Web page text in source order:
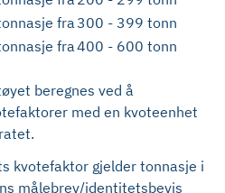
fra300 - 399 tonn
fra400 - 600 tonn
beregnes ved å
med en kvoteenhet
kvotefaktor gjelder tonnasje i
målebrev/identitetsbevis